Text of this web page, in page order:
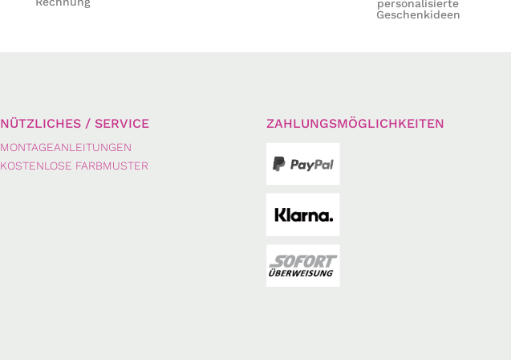
personalisierte
Geschenkideen
NÜTZLICHES / SERVICE
MONTAGEANLEITUNGEN
KOSTENLOSE FARBMUSTER
ZAHLUNGSMÖGLICHKEITEN